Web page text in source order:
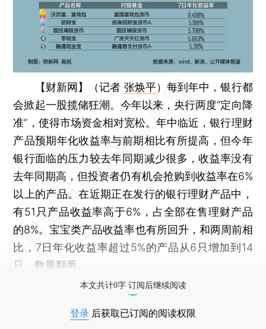
【财新网】（记者 张焕平） 每到年中，银行都
会掀起一股揽储狂潮。今年以来，央行两度“定向降
准”，使得市场资金相对宽松。年中临近，银行理财
产品预期年化收益率与前期相比有所提高，但今年
银行面临的压力较去年同期减少很多，收益率没有
去年同期高，但投资者仍有机会抢购到收益率在6%
以上的产品。在近期正在发行的银行理财产品中，
有51只产品收益率高于6%，占全部在售理财产品
的8%。宝宝类产品收益率也有所回升，和两周前相
比，7日年化收益率超过5%的产品从6只增加到14
只，数量翻番。
本文共计0字 订阅后继续阅读
登录 后获取已订阅的阅读权限